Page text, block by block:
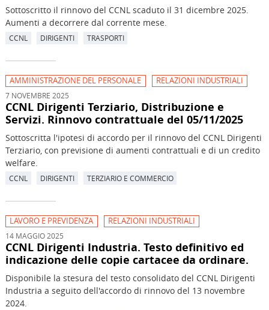
Sottoscritto il rinnovo del CCNL scaduto il 31 dicembre 2025.
Aumenti a decorrere dal corrente mese.
CCNL DIRIGENTI TRASPORTI
AMMINISTRAZIONE DEL PERSONALE RELAZIONI INDUSTRIALI
7 NOVEMBRE 2025
CCNL Dirigenti Terziario, Distribuzione e
Servizi. Rinnovo contrattuale del 05/11/2025
Sottoscritta l'ipotesi di accordo per il rinnovo del CCNL Dirigenti
Terziario, con previsione di aumenti contrattuali e di un credito
welfare.
CCNL DIRIGENTI TERZIARIO E COMMERCIO
LAVORO E PREVIDENZA RELAZIONI INDUSTRIALI
14 MAGGIO 2025
CCNL Dirigenti Industria. Testo definitivo ed
indicazione delle copie cartacee da ordinare.
Disponibile la stesura del testo consolidato del CCNL Dirigenti
Industria a seguito dell'accordo di rinnovo del 13 novembre
2024.